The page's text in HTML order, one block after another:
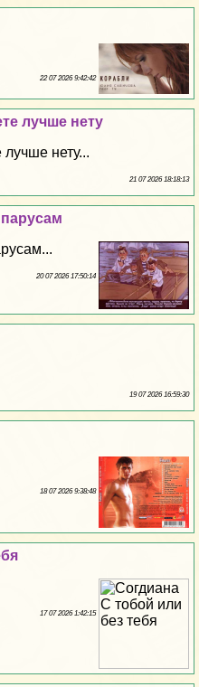
22 07 2026 9:42:42
лучше нету
нету...
21 07 2026 18:18:13
20 07 2026 17:50:14
19 07 2026 16:59:30
18 07 2026 9:38:48
17 07 2026 1:42:15